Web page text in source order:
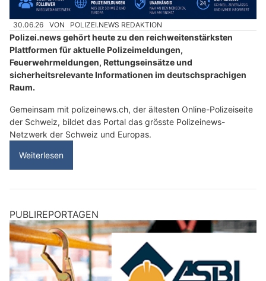
30.06.26 VON POLIZEI.NEWS REDAKTION
Polizei.news gehört heute zu den reichweitenstärksten
Plattformen für aktuelle Polizeimeldungen,
Feuerwehrmeldungen, Rettungseinsätze und
sicherheitsrelevante Informationen im deutschsprachigen
Raum.
Gemeinsam mit polizeinews.ch, der ältesten Online-Polizeiseite
der Schweiz, bildet das Portal das grösste Polizeinews-
Netzwerk der Schweiz und Europas.
Weiterlesen
PUBLIREPORTAGEN